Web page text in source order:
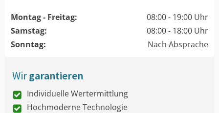
Montag - Freitag:
08:00 - 19:00 Uhr
Samstag:
08:00 - 18:00 Uhr
Sonntag:
Nach Absprache
Wirgarantieren
Individuelle Wertermittlung
Hochmoderne Technologie